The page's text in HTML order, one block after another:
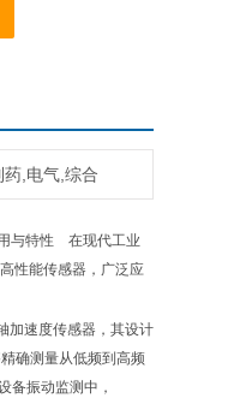
,电气,综合
与特性 在现代工业
性能传感器，广泛应
加速度传感器，其设计
确测量从低频到高频
备振动监测中，